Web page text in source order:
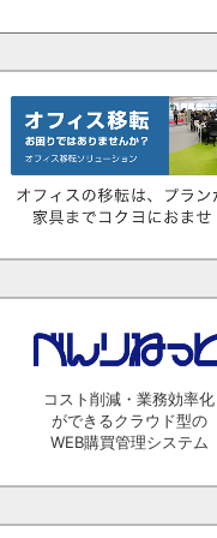
コスト削減・業務効率化
ができるクラウド型の
WEB購買管理システム